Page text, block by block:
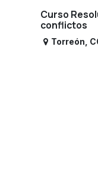
Curso
conflictos
Torreón